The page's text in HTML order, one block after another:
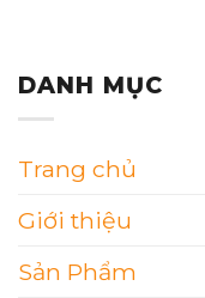
DANH MỤC
Trang chủ
Giới thiệu
Sản Phẩm